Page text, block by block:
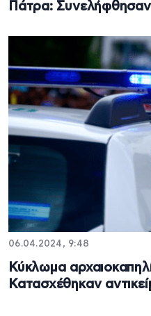
Πάτρα:
06.04.2024, 9:48
Κύκλωμα
Κατασχέθηκαν